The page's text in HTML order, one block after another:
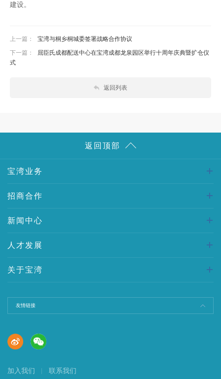
建设。
上一篇：
宝湾与桐乡桐城委签署战略合作协议
下一篇：
屈臣氏成都配送中心在宝湾成都龙泉园区举行十周年庆典暨扩仓仪
式
返回列表
返回顶部
宝湾业务
招商合作
新闻中心
人才发展
关于宝湾
友情链接
加入我们 联系我们